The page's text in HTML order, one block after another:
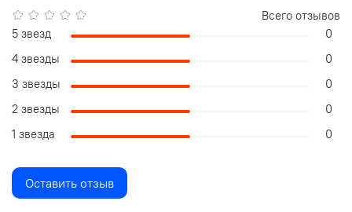
Всего отзывов
5 звезд
0
4 звезды
0
3 звезды
0
2 звезды
0
1 звезда
0
Оставить отзыв